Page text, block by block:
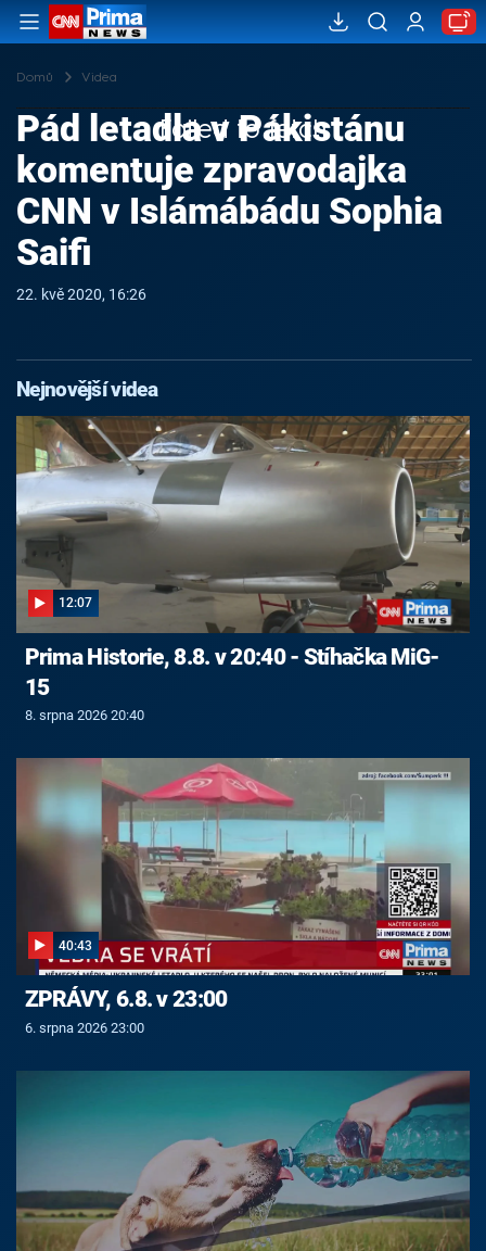
Domů Videa
Failed to fetch
Pád letadla v Pákistánu
komentuje zpravodajka
CNN v Islámábádu Sophia
Saifi
22. kvě 2020, 16:26
Nejnovější videa
12:07
Prima Historie, 8.8. v 20:40 - Stíhačka MiG-
15
8. srpna 2026 20:40
40:43
ZPRÁVY, 6.8. v 23:00
6. srpna 2026 23:00